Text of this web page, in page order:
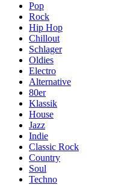
Pop
Rock
Hip Hop
Chillout
Schlager
Oldies
Electro
Alternative
80er
Klassik
House
Jazz
Indie
Classic Rock
Country
Soul
Techno